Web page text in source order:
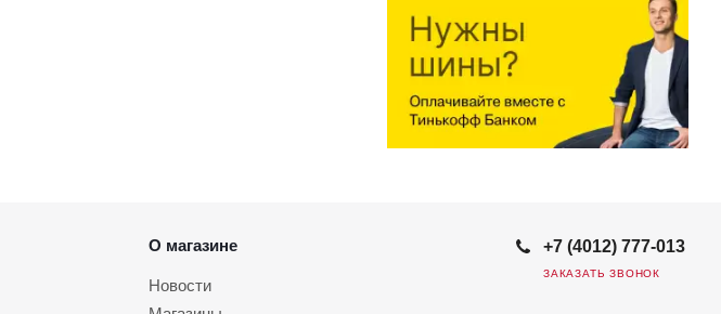
О магазине
Новости
+7 (4012) 777-013
ЗАКАЗАТЬ ЗВОНОК